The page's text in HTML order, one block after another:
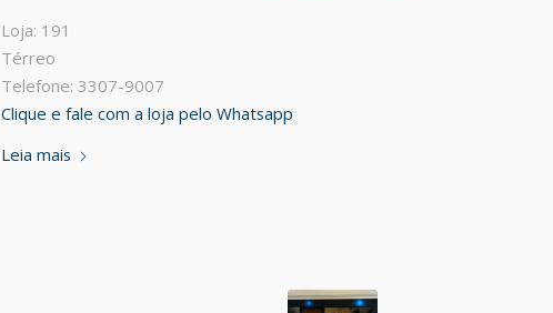
Loja: 191
Térreo
Telefone: 3307-9007
Clique e fale com a loja pelo Whatsapp
Leia mais